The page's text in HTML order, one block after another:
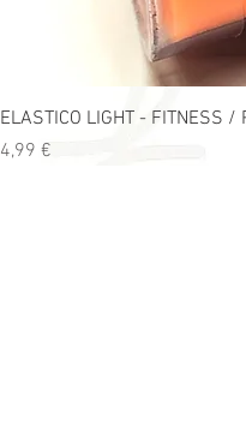
ELASTICO LIGHT - FITNESS
Precio
4,99 €